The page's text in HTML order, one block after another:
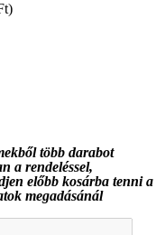
több darabot
a rendeléssel,
előbb kosárba tenni a
megadásánál